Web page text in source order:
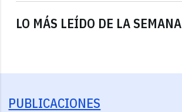
LO MÁS LEÍDO DE LA SEMANA
PUBLICACIONES